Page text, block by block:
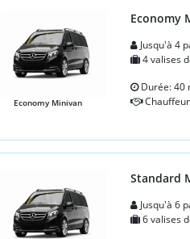
Economy Minivan
Economy
Jusqu'à 4
4 valises
Durée: 40
Standard
Jusqu'à 6
6 valises